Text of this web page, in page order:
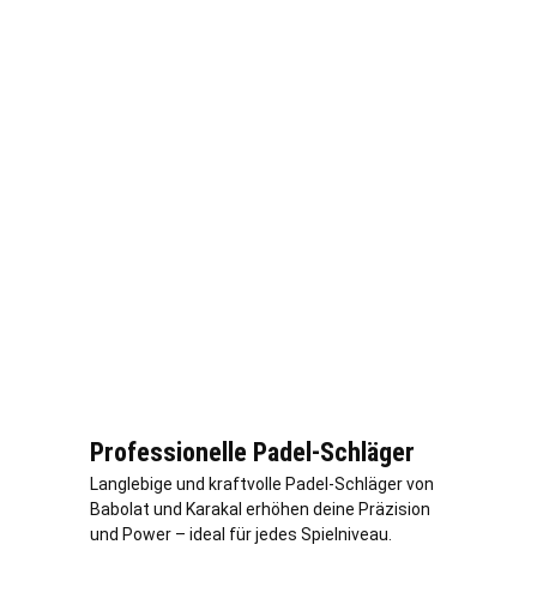
Professionelle Padel-Schläger
Langlebige und kraftvolle Padel-Schläger von
Babolat und Karakal erhöhen deine Präzision
und Power – ideal für jedes Spielniveau.